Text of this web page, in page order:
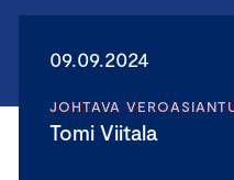
09.09.2024
JOHTAVA
Tomi Viitala